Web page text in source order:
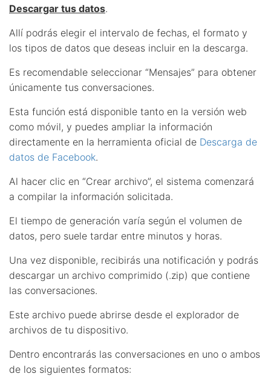
Descargar tus datos.
Allí podrás elegir el intervalo de fechas, el formato y
los tipos de datos que deseas incluir en la descarga.
Es recomendable seleccionar “Mensajes” para obtener
únicamente tus conversaciones.
Esta función está disponible tanto en la versión web
como móvil, y puedes ampliar la información
directamente en la herramienta oficial de Descarga de
datos de Facebook.
Al hacer clic en “Crear archivo”, el sistema comenzará
a compilar la información solicitada.
El tiempo de generación varía según el volumen de
datos, pero suele tardar entre minutos y horas.
Una vez disponible, recibirás una notificación y podrás
descargar un archivo comprimido (.zip) que contiene
las conversaciones.
Este archivo puede abrirse desde el explorador de
archivos de tu dispositivo.
Dentro encontrarás las conversaciones en uno o ambos
de los siguientes formatos: